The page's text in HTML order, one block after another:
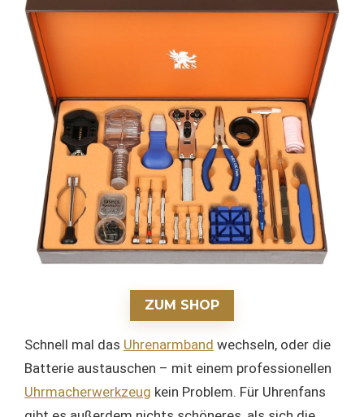
ZUM SHOP
Schnell mal das Uhrenarmband wechseln, oder die
Batterie austauschen – mit einem professionellen
Uhrmacherwerkzeug kein Problem. Für Uhrenfans